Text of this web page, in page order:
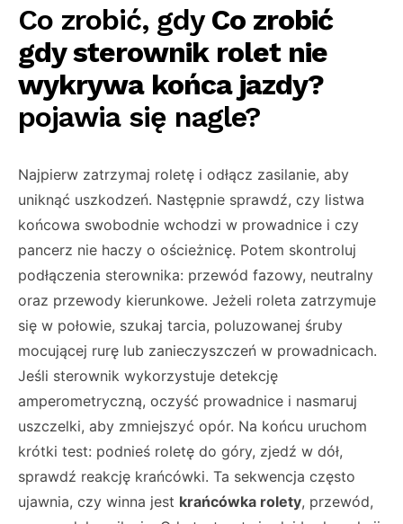
Co zrobić, gdyCo zrobić
gdy sterownik rolet nie
wykrywa końca jazdy?
pojawia się nagle?
Najpierw zatrzymaj roletę i odłącz zasilanie, aby
uniknąć uszkodzeń. Następnie sprawdź, czy listwa
końcowa swobodnie wchodzi w prowadnice i czy
pancerz nie haczy o ościeżnicę. Potem skontroluj
podłączenia sterownika: przewód fazowy, neutralny
oraz przewody kierunkowe. Jeżeli roleta zatrzymuje
się w połowie, szukaj tarcia, poluzowanej śruby
mocującej rurę lub zanieczyszczeń w prowadnicach.
Jeśli sterownik wykorzystuje detekcję
amperometryczną, oczyść prowadnice i nasmaruj
uszczelki, aby zmniejszyć opór. Na końcu uruchom
krótki test: podnieś roletę do góry, zjedź w dół,
sprawdź reakcję krańcówki. Ta sekwencja często
ujawnia, czy winna jest krańcówka rolety, przewód,